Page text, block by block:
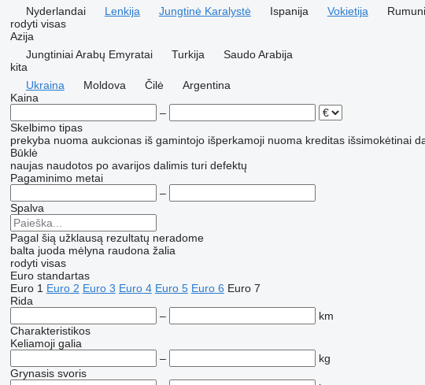
Nyderlandai
Lenkija Jungtinė Karalystė Ispanija Vokietija
rodyti visas
Azija
Jungtiniai Arabų Emyratai
Turkija
Saudo Arabija
kita
Ukraina
Moldova Čilė
Argentina
Kaina
–
Skelbimo tipas
prekyba nuoma aukcionas iš gamintojo išperkamoji nuoma kreditas išsimokėtinai
Būklė
naujas naudotos po avarijos dalimis turi defektų
Pagaminimo metai
–
Spalva
Pagal šią užklausą rezultatų neradome
balta juoda mėlyna raudona žalia
rodyti visas
Euro standartas
Euro 1 Euro 2 Euro 3 Euro 4 Euro 5 Euro 6 Euro 7
Rida
–
km
Charakteristikos
Keliamoji galia
–
kg
Grynasis svoris